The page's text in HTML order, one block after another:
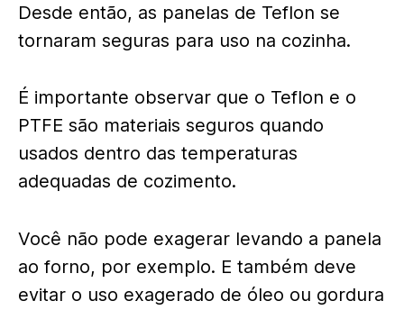
Desde então, as panelas de Teflon se
tornaram seguras para uso na cozinha.
É importante observar que o Teflon e o
PTFE são materiais seguros quando
usados dentro das temperaturas
adequadas de cozimento.
Você não pode exagerar levando a panela
ao forno, por exemplo. E também deve
evitar o uso exagerado de óleo ou gordura